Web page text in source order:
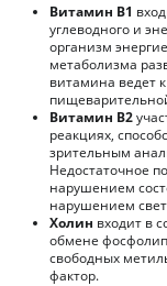
Витамин В1
углеводного и
организм
метаболизма
витамина ведет
Витамин В2
реакциях,
зрительным
Недостаточное
нарушением
нарушением
Холин входит в
обмене
свободных
фактор.